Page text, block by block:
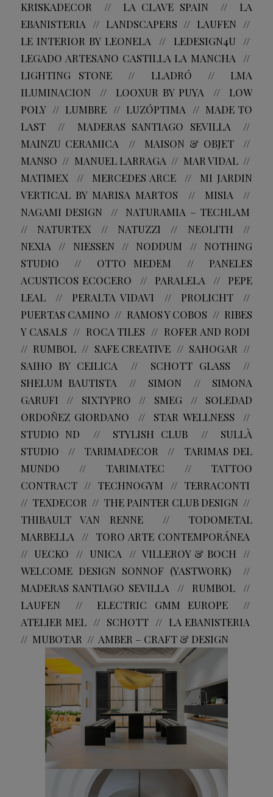
KRISKADECOR // LA CLAVE SPAIN // LA
EBANISTERIA // LANDSCAPERS // LAUFEN //
LE INTERIOR BY LEONELA // LEDESIGN4U //
LEGADO ARTESANO CASTILLA LA MANCHA //
LIGHTING STONE // LLADRÓ // LMA
ILUMINACION // LOOXUR BY PUYA // LOW
POLY // LUMBRE // LUZÓPTIMA // MADE TO
LAST // MADERAS SANTIAGO SEVILLA //
MAINZU CERAMICA // MAISON & OBJET //
MANSO // MANUEL LARRAGA // MAR VIDAL //
MATIMEX // MERCEDES ARCE // MI JARDIN
VERTICAL BY MARISA MARTOS // MISIA //
NAGAMI DESIGN // NATURAMIA – TECHLAM
// NATURTEX // NATUZZI // NEOLITH //
NEXIA // NIESSEN // NODDUM // NOTHING
STUDIO // OTTO MEDEM // PANELES
ACUSTICOS ECOCERO // PARALELA // PEPE
LEAL // PERALTA VIDAVI // PROLICHT //
PUERTAS CAMINO // RAMOS Y COBOS // RIBES
Y CASALS // ROCA TILES // ROFER AND RODI
// RUMBOL // SAFE CREATIVE // SAHOGAR //
SAIHO BY CEILICA // SCHOTT GLASS //
SHELUM BAUTISTA // SIMON // SIMONA
GARUFI // SIXTYPRO // SMEG // SOLEDAD
ORDOÑEZ GIORDANO // STAR WELLNESS //
STUDIO ND // STYLISH CLUB // SULLÀ
STUDIO // TARIMADECOR // TARIMAS DEL
MUNDO // TARIMATEC // TATTOO
CONTRACT // TECHNOGYM // TERRACONTI
// TEXDECOR // THE PAINTER CLUB DESIGN //
THIBAULT VAN RENNE // TODOMETAL
MARBELLA // TORO ARTE CONTEMPORÁNEA
// UECKO // UNICA // VILLEROY & BOCH //
WELCOME DESIGN SONNOF (YASTWORK) //
MADERAS SANTIAGO SEVILLA // RUMBOL //
LAUFEN // ELECTRIC GMM EUROPE //
ATELIER MEL // SCHOTT // LA EBANISTERIA
// MUBOTAR // AMBER – CRAFT & DESIGN